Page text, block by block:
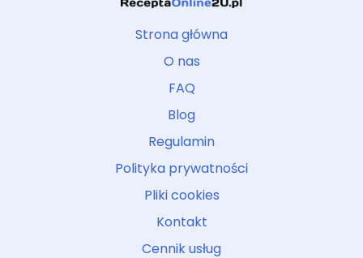
Strona główna
O nas
FAQ
Blog
Regulamin
Polityka prywatności
Pliki cookies
Kontakt
Cennik usług